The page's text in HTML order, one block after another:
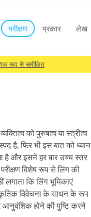
परीक्षण प्रकार लेख
रूप से समीक्षित
को पुरुषत्व या स्त्रीत्व
है, फिर भी इस बात को ध्यान
है और इसने हर बार उच्च स्तर
विशेष रूप से लिंग की
लगाता कि लिंग भूमिकाएं
विवेचना के साधन के रूप
आनुवंशिक होने की पुष्टि करने